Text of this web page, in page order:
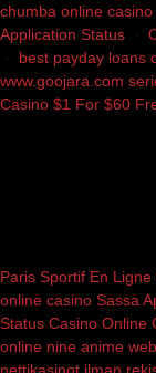
chumba online casino
Application Status ·
· best payday loans
www.goojara.com
Casino $1 For $60
Paris Sportif En Ligne
online casino Sassa
Status Casino Online
online nine anime
nettikasinot ilman